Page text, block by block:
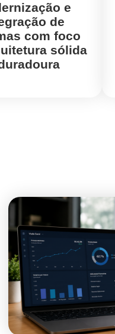
e
de
com foco
sólida